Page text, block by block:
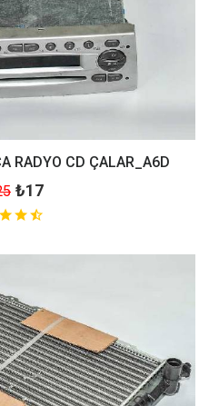
RADYO CD ÇALAR_A6D
₺17